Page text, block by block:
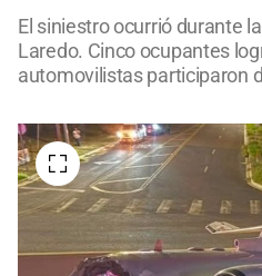
El siniestro ocurrió durante
Laredo. Cinco ocupantes
automovilistas participaron